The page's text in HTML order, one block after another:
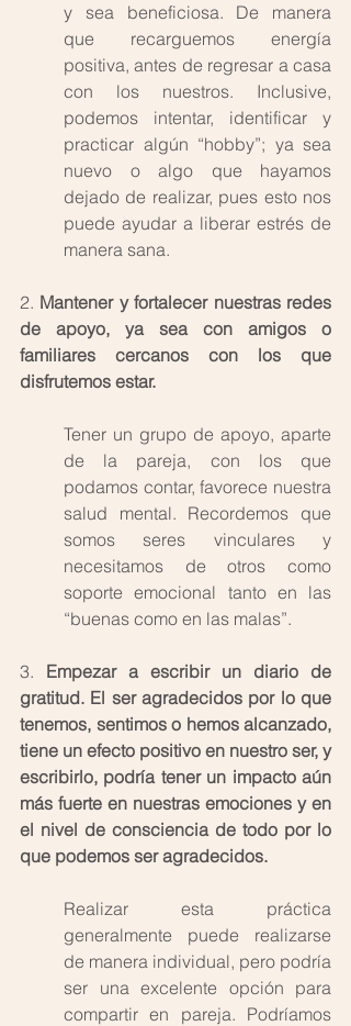
y sea beneficiosa. De manera
que recarguemos energía
positiva, antes de regresar a casa
con los nuestros. Inclusive,
podemos intentar, identificar y
practicar algún “hobby”; ya sea
nuevo o algo que hayamos
dejado de realizar, pues esto nos
puede ayudar a liberar estrés de
manera sana.
2. Mantener y fortalecer nuestras redes
de apoyo, ya sea con amigos o
familiares cercanos con los que
disfrutemos estar.
Tener un grupo de apoyo, aparte
de la pareja, con los que
podamos contar, favorece nuestra
salud mental. Recordemos que
somos seres vinculares y
necesitamos de otros como
soporte emocional tanto en las
“buenas como en las malas”.
3. Empezar a escribir un diario de
gratitud. El ser agradecidos por lo que
tenemos, sentimos o hemos alcanzado,
tiene un efecto positivo en nuestro ser, y
escribirlo, podría tener un impacto aún
más fuerte en nuestras emociones y en
el nivel de consciencia de todo por lo
que podemos ser agradecidos.
Realizar esta práctica
generalmente puede realizarse
de manera individual, pero podría
ser una excelente opción para
compartir en pareja. Podríamos